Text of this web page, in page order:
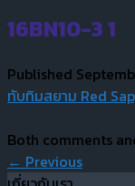
16BN10-3 1
Published
ทับทิมสยาม Red
Both comments
← Previous